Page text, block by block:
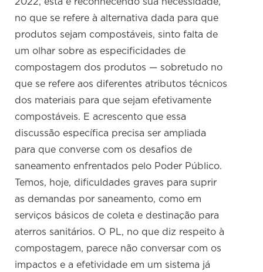
2022, está e reconhecendo sua necessidade,
no que se refere à alternativa dada para que
produtos sejam compostáveis, sinto falta de
um olhar sobre as especificidades de
compostagem dos produtos — sobretudo no
que se refere aos diferentes atributos técnicos
dos materiais para que sejam efetivamente
compostáveis. E acrescento que essa
discussão específica precisa ser ampliada
para que converse com os desafios de
saneamento enfrentados pelo Poder Público.
Temos, hoje, dificuldades graves para suprir
as demandas por saneamento, como em
serviços básicos de coleta e destinação para
aterros sanitários. O PL, no que diz respeito à
compostagem, parece não conversar com os
impactos e a efetividade em um sistema já